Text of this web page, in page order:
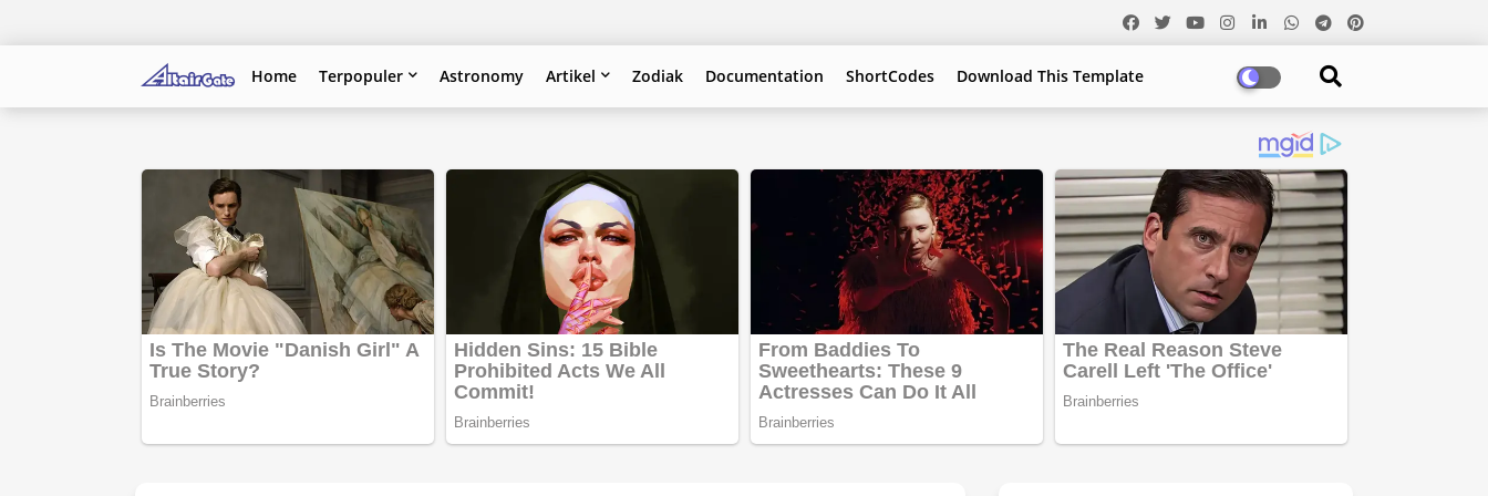
Home Terpopuler Astronomy Artikel Zodiak Documentation ShortCodes Download This Template